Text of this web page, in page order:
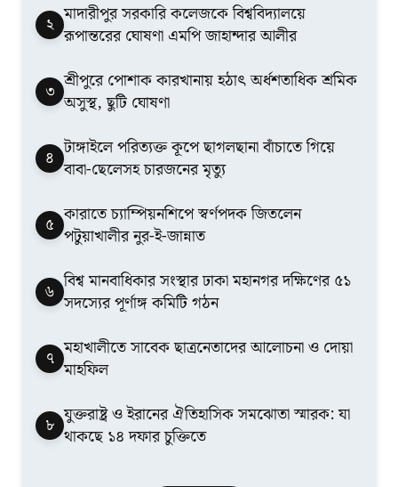
২ মাদারীপুর সরকারি কলেজকে বিশ্ববিদ্যালয়ে
রূপান্তরের ঘোষণা এমপি জাহান্দার আলীর
৩ শ্রীপুরে পোশাক কারখানায় হঠাৎ অর্ধশতাধিক শ্রমিক
অসুস্থ, ছুটি ঘোষণা
৪ টাঙ্গাইলে পরিত্যক্ত কূপে ছাগলছানা বাঁচাতে গিয়ে
বাবা-ছেলেসহ চারজনের মৃত্যু
৫ কারাতে চ্যাম্পিয়নশিপে স্বর্ণপদক জিতলেন
পটুয়াখালীর নুর-ই-জান্নাত
৬ বিশ্ব মানবাধিকার সংস্থার ঢাকা মহানগর দক্ষিণের ৫১
সদস্যের পূর্ণাঙ্গ কমিটি গঠন
৭ মহাখালীতে সাবেক ছাত্রনেতাদের আলোচনা ও দোয়া
মাহফিল
৮ যুক্তরাষ্ট্র ও ইরানের ঐতিহাসিক সমঝোতা স্মারক: যা
থাকছে ১৪ দফার চুক্তিতে